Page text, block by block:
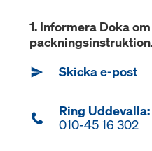
1. Informera Doka
Skicka e-post
Ring Uddevalla:
010-45 16 302